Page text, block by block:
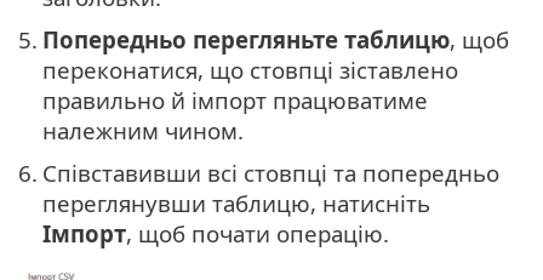
5. Попередньо перегляньте таблицю, щоб
переконатися, що стовпці зіставлено
правильно й імпорт працюватиме
належним чином.
6. Співставивши всі стовпці та попередньо
переглянувши таблицю, натисніть
Імпорт, щоб почати операцію.